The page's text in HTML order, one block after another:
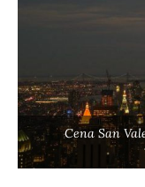
Cena San